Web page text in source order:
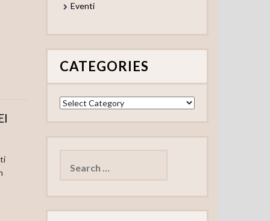
Eventi
CATEGORIES
Categories